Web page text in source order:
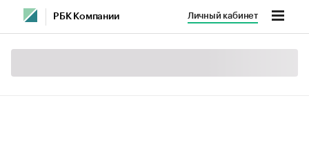
РБК Компании Личный кабинет